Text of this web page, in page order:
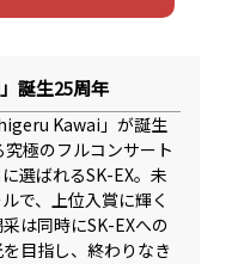
誕生25周年
Kawai」が誕生
極のフルコンサート
選ばれるSK-EX。未
で、上位入賞に輝く
は同時にSK-EXへの
目指し、終わりなき